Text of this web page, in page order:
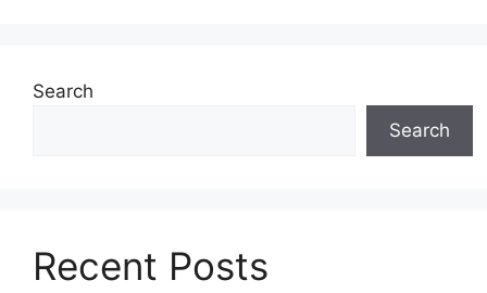
Search
Search
Recent Posts